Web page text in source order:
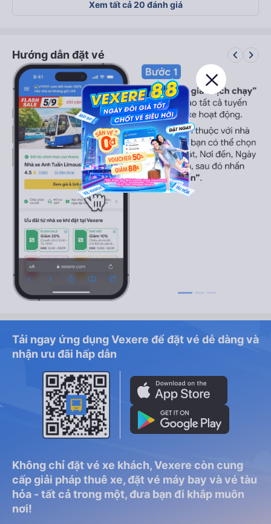
Xem tất cả 20 đánh giá
Hướng dẫn đặt vé keyboard_arrow_left keyboard_arrow_right
Tải ngay ứng dụng Vexere để đặt vé dễ dàng và
nhận ưu đãi hấp dẫn
Không chỉ đặt vé xe khách, Vexere còn cung
cấp giải pháp thuê xe, đặt vé máy bay và vé tàu
hỏa - tất cả trong một, đưa bạn đi khắp muôn
nơi!